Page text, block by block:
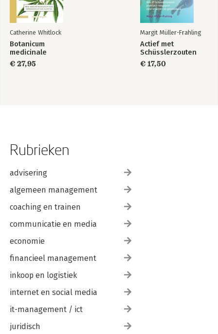
Catherine Whitlock
Botanicum
medicinale
€ 27,95
Margit Müller-Frahling
Actief met
Schüsslerzouten
€ 17,50
Rubrieken
advisering
algemeen management
coaching en trainen
communicatie en media
economie
financieel management
inkoop en logistiek
internet en social media
it-management / ict
juridisch